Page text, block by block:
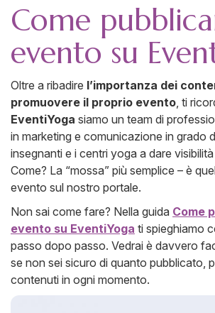
Come
evento su
Oltre a ribadire l’importanza dei
promuovere il proprio evento , ti
EventiYoga siamo un team di
in marketing e comunicazione in grado
insegnanti e i centri yoga a dare
Come? La “mossa” più semplice – è
evento sul nostro portale.
Non sai come fare? Nella guida Come
evento su EventiYoga ti spieghiamo
passo dopo passo. Vedrai è davvero
se non sei sicuro di quanto pubblicato,
contenuti in ogni momento.